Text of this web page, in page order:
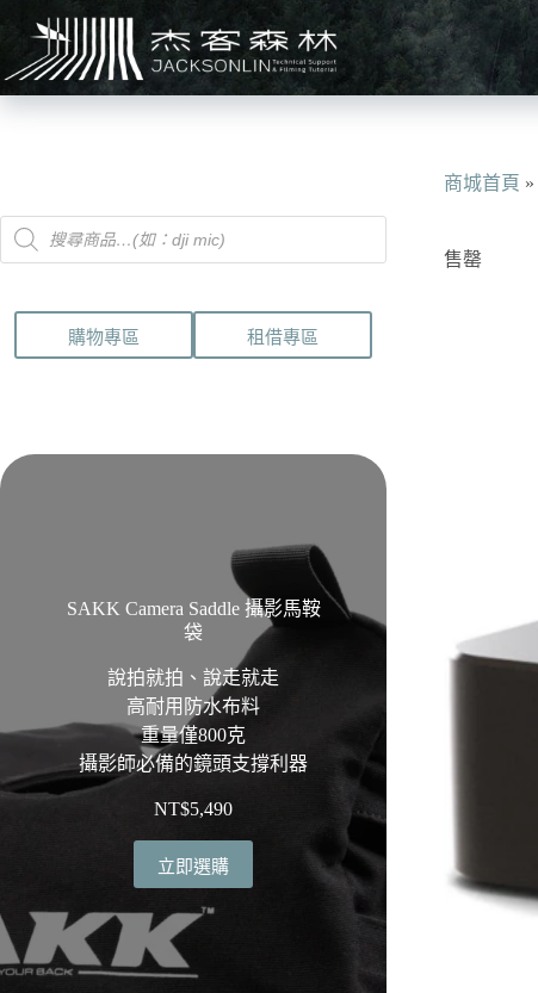
主
要
商城首頁 »
售罄
Products
search
購物專區 租借專區
SAKK Camera Saddle 攝影馬鞍
袋
說拍就拍、說走就走
高耐用防水布料
重量僅800克
攝影師必備的鏡頭支撐利器
NT$5,490
立即選購